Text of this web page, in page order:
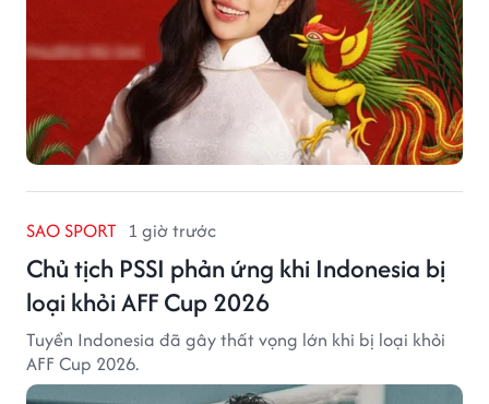
SAO SPORT 1 giờ trước
Chủ tịch PSSI phản ứng khi Indonesia bị
loại khỏi AFF Cup 2026
Tuyển Indonesia đã gây thất vọng lớn khi bị loại khỏi
AFF Cup 2026.